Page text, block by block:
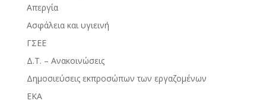
Απεργία
Ασφάλεια και υγιεινή
ΓΣΕΕ
Δ.Τ. – Ανακοινώσεις
Δημοσιεύσεις εκπροσώπων των εργαζομένων
ΕΚΑ